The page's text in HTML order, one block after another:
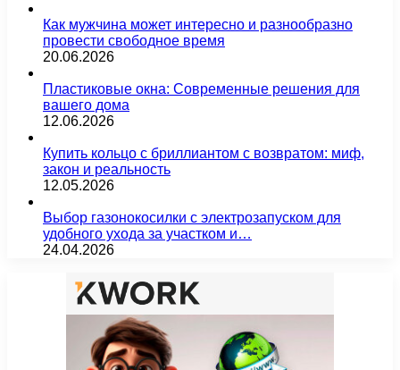
Как мужчина может интересно и разнообразно
провести свободное время
20.06.2026
Пластиковые окна: Современные решения для
вашего дома
12.06.2026
Купить кольцо с бриллиантом с возвратом: миф,
закон и реальность
12.05.2026
Выбор газонокосилки с электрозапуском для
удобного ухода за участком и…
24.04.2026